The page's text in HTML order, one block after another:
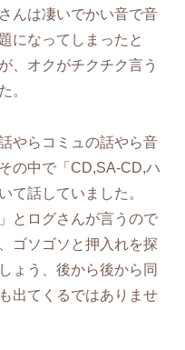
んは凄いでかい音で音
になってしまったと
、オクがチクチク言う
。
やらコミュの話やら音
の中で「CD,SA-CD,ハ
て話していました。
とログさんが言うので
ゴソゴソと押入れを探
ょう、後から後から同
出てくるではありませ